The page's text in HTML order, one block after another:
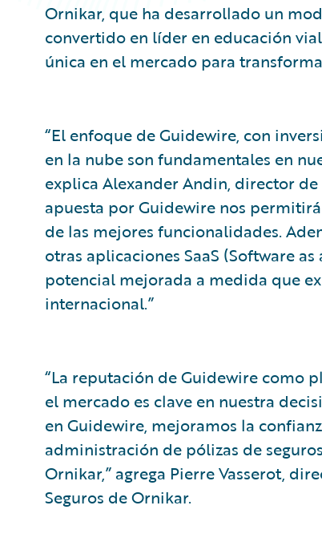
Ornikar, que ha desarrollado un
convertido en líder en educación
única en el mercado para
“El enfoque de Guidewire, con
en la nube son fundamentales en
explica Alexander Andin, director
apuesta por Guidewire nos
de las mejores funcionalidades.
otras aplicaciones SaaS (Software
potencial mejorada a medida que
internacional.”
“La reputación de Guidewire como
el mercado es clave en nuestra
en Guidewire, mejoramos la
administración de pólizas de
Ornikar,” agrega Pierre Vasserot,
Seguros de Ornikar.